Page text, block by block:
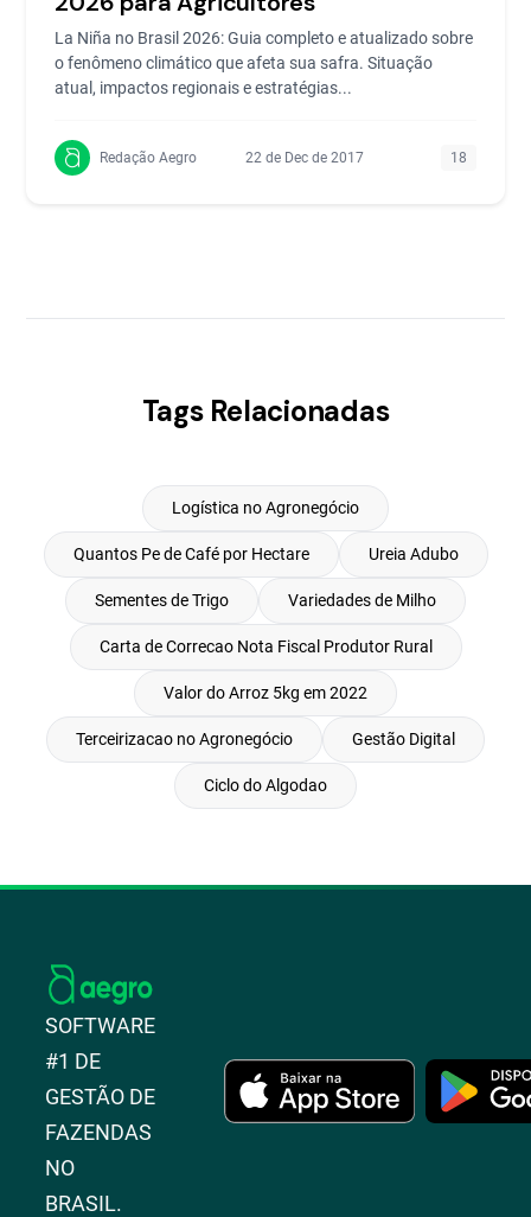
La Niña no Brasil 2026: Guia completo e atualizado sobre
o fenômeno climático que afeta sua safra. Situação
atual, impactos regionais e estratégias...
Redação Aegro 22 de Dec de 2017 18
Tags Relacionadas
Logística no Agronegócio
Quantos Pe de Café por Hectare Ureia Adubo
Sementes de Trigo Variedades de Milho
Carta de Correcao Nota Fiscal Produtor Rural
Valor do Arroz 5kg em 2022
Terceirizacao no Agronegócio Gestão Digital
Ciclo do Algodao
SOFTWARE
#1 DE
GESTÃO DE
FAZENDAS
NO
BRASIL.